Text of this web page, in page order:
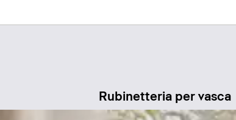
Rubinetteria per vasca